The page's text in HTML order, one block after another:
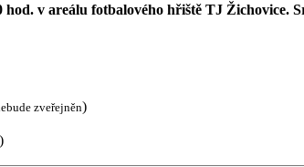
v areálu fotbalového hřiště TJ Žichovice.
zveřejněn)
)